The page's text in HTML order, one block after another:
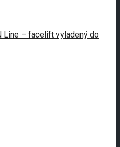
Line – facelift vyladený do